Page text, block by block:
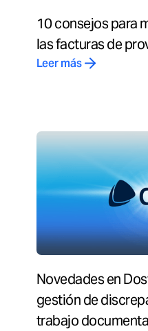
10 consejos para
las facturas de
Leer más
Novedades en
gestión de
trabajo